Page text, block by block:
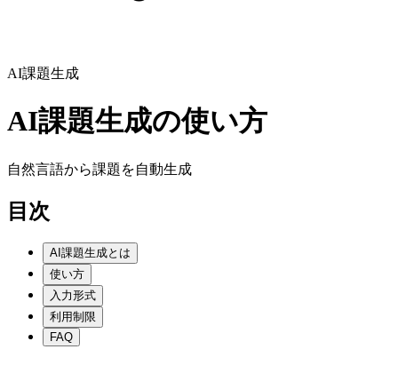
AI課題生成
AI課題生成の使い方
自然言語から課題を自動生成
目次
AI課題生成とは
使い方
入力形式
利用制限
FAQ